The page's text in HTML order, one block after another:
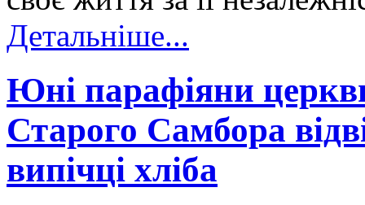
Детальніше...
Юні парафіяни
Старого Самбора
випічці хліба